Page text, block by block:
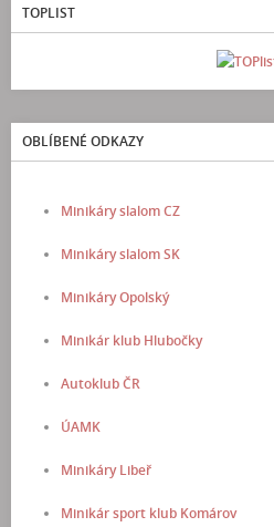
TOPLIST
OBLÍBENÉ ODKAZY
Minikáry slalom CZ
Minikáry slalom SK
Minikáry Opolský
Minikár klub Hlubočky
Autoklub ČR
ÚAMK
Minikáry Libeř
Minikár sport klub Komárov